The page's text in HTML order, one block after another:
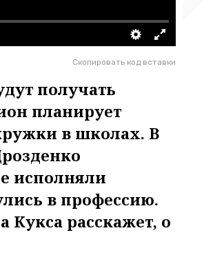
Скопировать код вставки
получать
планирует
в школах. В
исполняли
в профессию.
Кукса расскажет, о